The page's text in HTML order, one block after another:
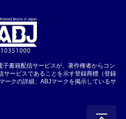
書籍配信サービスが、著作権者からコン
サービスであることを示す登録商標（登録
ークの詳細、ABJマークを掲示しているサ